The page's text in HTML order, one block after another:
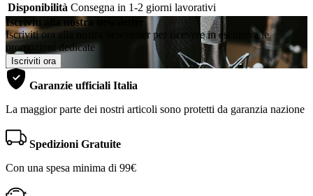
Disponibilità Consegna in 1-2 giorni lavorativi
Iscriviti alla nostra newsletter
Iscriviti ora alla nostra newsletter per ricevere in esclusiva le
promozioni dedicate
Iscriviti ora
Garanzie ufficiali Italia
La maggior parte dei nostri articoli sono protetti da garanzia nazione
Spedizioni Gratuite
Con una spesa minima di 99€